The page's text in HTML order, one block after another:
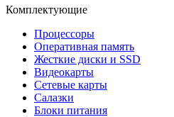
Комплектующие
Процессоры
Оперативная память
Жесткие диски и SSD
Видеокарты
Сетевые карты
Салазки
Блоки питания